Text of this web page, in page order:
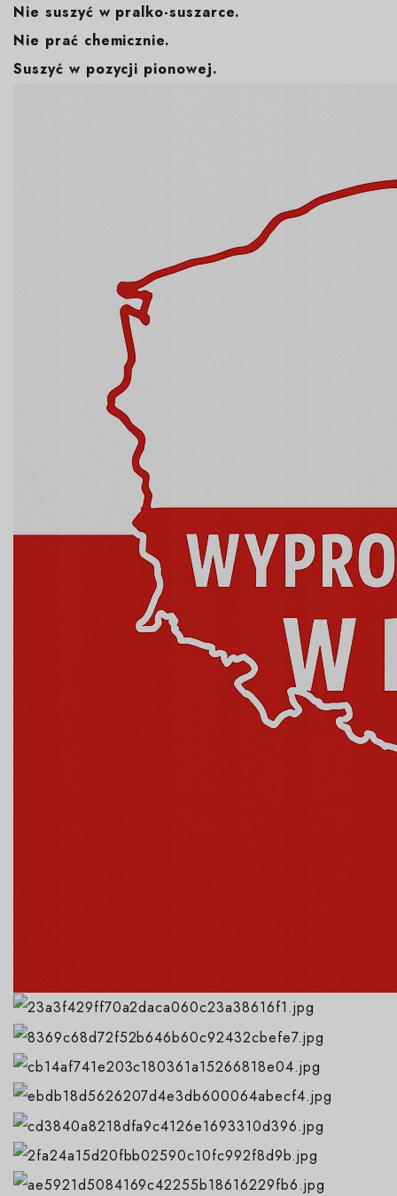
Nie suszyć w pralko-suszarce.
Nie prać chemicznie.
Suszyć w pozycji pionowej.